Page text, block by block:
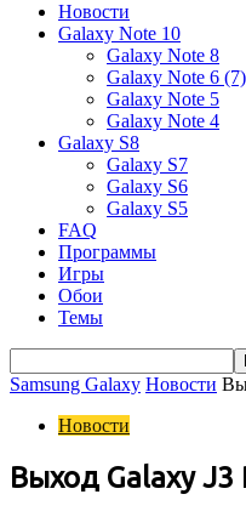
Новости
Galaxy Note 10
Galaxy Note 8
Galaxy Note 6 (7)
Galaxy Note 5
Galaxy Note 4
Galaxy S8
Galaxy S7
Galaxy S6
Galaxy S5
FAQ
Программы
Игры
Обои
Темы
Samsung Galaxy Новости
Новости
Выход Galaxy J3